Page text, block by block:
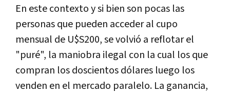
En este contexto y si bien son pocas las
personas que pueden acceder al cupo
mensual de U$S200, se volvió a reflotar el
"puré", la maniobra ilegal con la cual los que
compran los doscientos dólares luego los
venden en el mercado paralelo. La ganancia,